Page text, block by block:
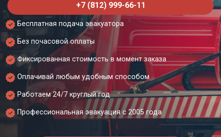
+7 (812) 999-66-11
Бесплатная подача эвакуатора
Без почасовой оплаты
Фиксированная стоимость в момент заказа
Оплачивай любым удобным способом
Работаем 24/7 круглый год
Профессиональная эвакуация с 2005 года